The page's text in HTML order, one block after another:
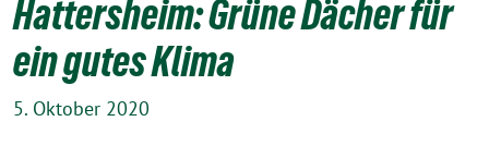
Hattersheim: Grüne Dächer für
ein gutes Klima
5. Oktober 2020